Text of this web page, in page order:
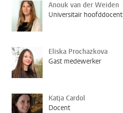
Anouk van der Weiden
Universitair hoofddocent
Eliska Prochazkova
Gast medewerker
Katja Cardol
Docent